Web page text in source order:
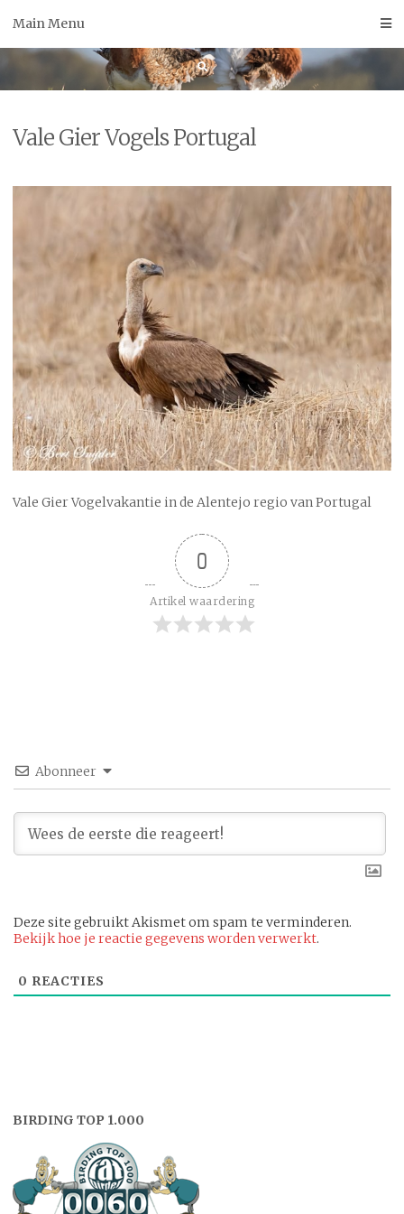
Main Menu
Vale Gier Vogels Portugal
Vale Gier Vogelvakantie in de Alentejo regio van Portugal
0
Artikel waardering
Abonneer
Deze site gebruikt Akismet om spam te verminderen.
Bekijk hoe je reactie gegevens worden verwerkt.
0 REACTIES
BIRDING TOP 1.000